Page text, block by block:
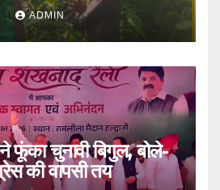
ADMIN
फूंका चुनावी बिगुल, बोले-
की वापसी तय